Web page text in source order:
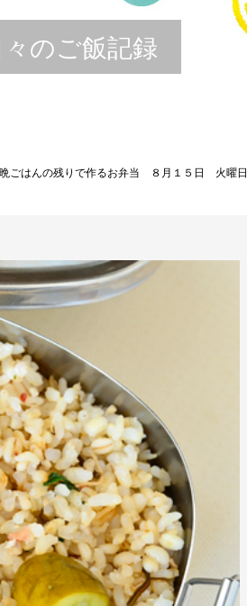
々のご飯記録
ごはんの残りで作るお弁当 ８月１５日 火曜日